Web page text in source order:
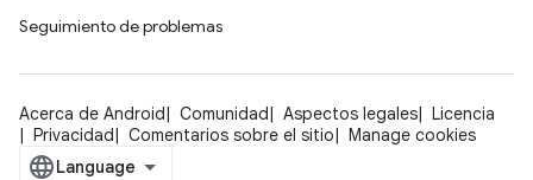
Seguimiento de problemas
Acerca de Android Comunidad Aspectos legales
Licencia
Privacidad
Comentarios sobre el sitio Manage cookies